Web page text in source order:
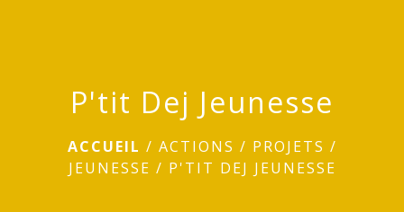
P'tit Dej Jeunesse
ACCUEIL / ACTIONS / PROJETS /
JEUNESSE / P'TIT DEJ JEUNESSE